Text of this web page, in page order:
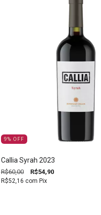
9% OFF
Callia Syrah 2023
R$60,00 R$54,90
R$52,16 com Pix